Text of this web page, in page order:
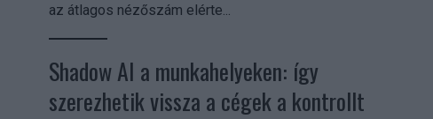
az átlagos nézőszám elérte...
Shadow AI a munkahelyeken: így
szerezhetik vissza a cégek a kontrollt